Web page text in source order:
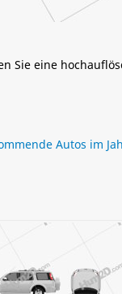
Sie eine
Autos im